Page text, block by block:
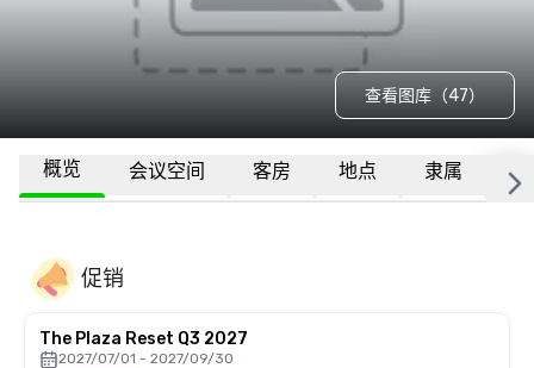
查看图库（47）
概览 会议空间 客房 地点 隶属 更
促销
The Plaza Reset Q3 2027
2027/07/01 - 2027/09/30